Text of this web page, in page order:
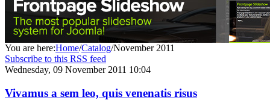
You are here:Home/Catalog/November 2011
Subscribe to this RSS feed
Wednesday, 09 November 2011 10:04
Vivamus a sem leo, quis venenatis risus